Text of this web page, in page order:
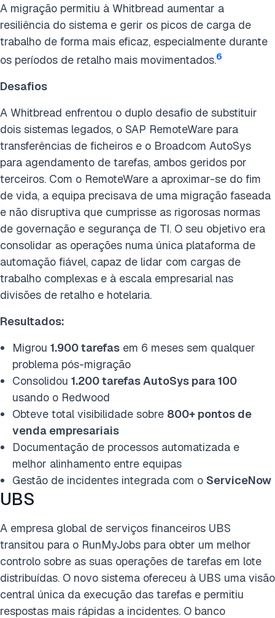
A migração permitiu à Whitbread aumentar a
resiliência do sistema e gerir os picos de carga de
trabalho de forma mais eficaz, especialmente durante
os períodos de retalho mais movimentados.6
Desafios
A Whitbread enfrentou o duplo desafio de substituir
dois sistemas legados, o SAP RemoteWare para
transferências de ficheiros e o Broadcom AutoSys
para agendamento de tarefas, ambos geridos por
terceiros. Com o RemoteWare a aproximar-se do fim
de vida, a equipa precisava de uma migração faseada
e não disruptiva que cumprisse as rigorosas normas
de governação e segurança de TI. O seu objetivo era
consolidar as operações numa única plataforma de
automação fiável, capaz de lidar com cargas de
trabalho complexas e à escala empresarial nas
divisões de retalho e hotelaria.
Resultados:
Migrou 1.900 tarefas em 6 meses sem qualquer
problema pós-migração
Consolidou 1.200 tarefas AutoSys para 100
usando o Redwood
Obteve total visibilidade sobre 800+ pontos de
venda empresariais
Documentação de processos automatizada e
melhor alinhamento entre equipas
Gestão de incidentes integrada com o ServiceNow
UBS
A empresa global de serviços financeiros UBS
transitou para o RunMyJobs para obter um melhor
controlo sobre as suas operações de tarefas em lote
distribuídas. O novo sistema ofereceu à UBS uma visão
central única da execução das tarefas e permitiu
respostas mais rápidas a incidentes. O banco